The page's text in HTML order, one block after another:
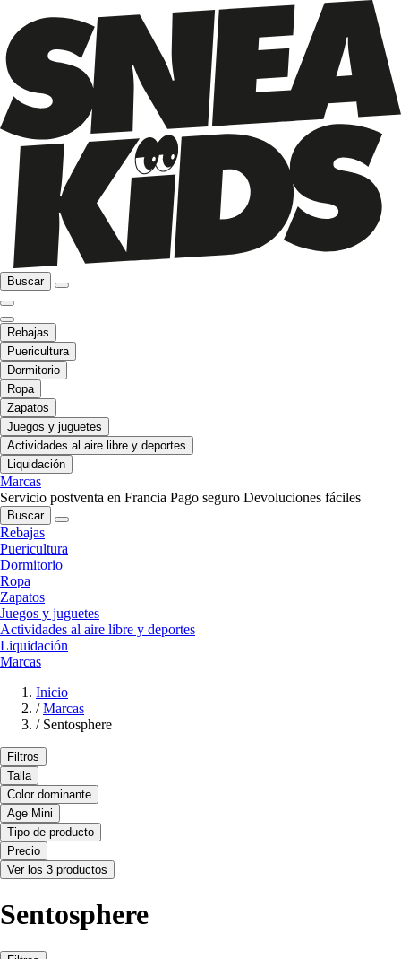
Buscar
Rebajas
Puericultura
Dormitorio
Ropa
Zapatos
Juegos y juguetes
Actividades al aire libre y deportes
Liquidación
Marcas
Servicio postventa en Francia Pago seguro Devoluciones fáciles
Buscar
Rebajas
Puericultura
Dormitorio
Ropa
Zapatos
Juegos y juguetes
Actividades al aire libre y deportes
Liquidación
Marcas
Inicio
/ Marcas
/ Sentosphere
Filtros
Talla
Color dominante
Age Mini
Tipo de producto
Precio
Ver los 3 productos
Sentosphere